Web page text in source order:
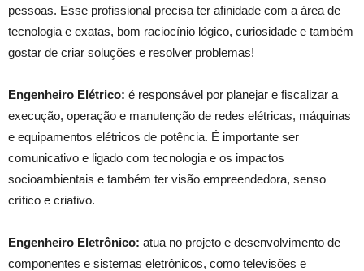
pessoas. Esse profissional precisa ter afinidade com a área de
tecnologia e exatas, bom raciocínio lógico, curiosidade e também
gostar de criar soluções e resolver problemas!
Engenheiro Elétrico: é responsável por planejar e fiscalizar a
execução, operação e manutenção de redes elétricas, máquinas
e equipamentos elétricos de potência. É importante ser
comunicativo e ligado com tecnologia e os impactos
socioambientais e também ter visão empreendedora, senso
crítico e criativo.
Engenheiro Eletrônico: atua no projeto e desenvolvimento de
componentes e sistemas eletrônicos, como televisões e